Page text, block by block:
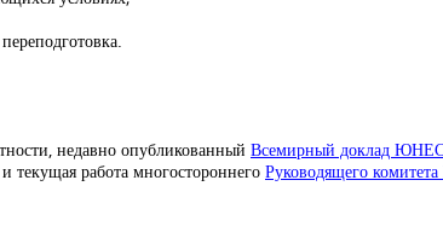
недавно опубликованный Всемирный доклад
текущая работа многостороннего Руководящего